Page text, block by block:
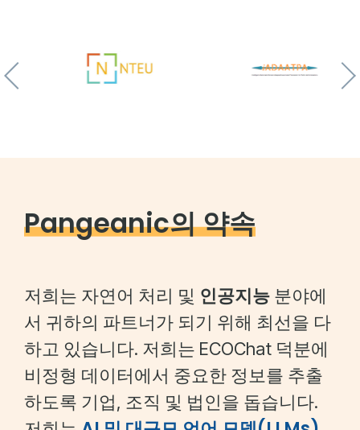
Pangeanic의 약속
저희는 자연어 처리 및 인공지능 분야에
서 귀하의 파트너가 되기 위해 최선을 다
하고 있습니다. 저희는 ECOChat 덕분에
비정형 데이터에서 중요한 정보를 추출
하도록 기업, 조직 및 법인을 돕습니다.